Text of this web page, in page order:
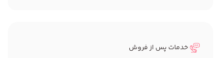
خدمات پس از فروش